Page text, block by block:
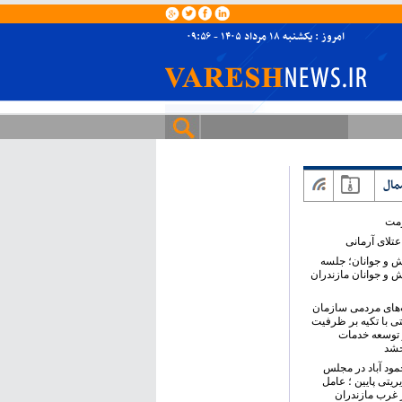
امروز : یکشنبه ۱۸ مرداد ۱۴۰۵ - ۰۹:۵۶
آرمانی
و جوانان؛ جلسه
و جوانان مازندران
مردمی سازمان
با تکیه بر ظرفیت
توسعه خدمات
آباد در مجلس
پایین ؛ عامل
غرب مازندران